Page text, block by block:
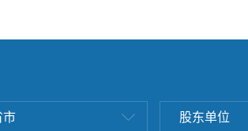
市 股东单位